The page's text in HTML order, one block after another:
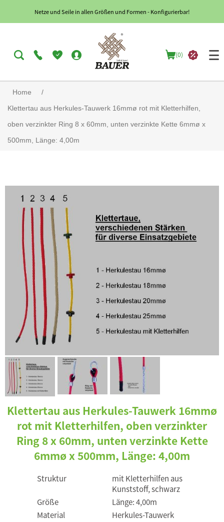
Netze und Seile in allen Größen und Formen - Konfigurierbar!
(0)
Home
/
Klettertau aus Herkules-Tauwerk 16mmø rot mit Kletterhilfen,
oben verzinkter Ring 8 x 60mm, unten verzinkte Kette 6mmø x
500mm, Länge: 4,00m
Klettertau aus Herkules-Tauwerk 16mmø
rot mit Kletterhilfen, oben verzinkter
Ring 8 x 60mm, unten verzinkte Kette
6mmø x 500mm, Länge: 4,00m
Struktur
mit Kletterhilfen aus
Kunststoff, schwarz
Größe
Länge: 4,00m
Material
Herkules-Tauwerk